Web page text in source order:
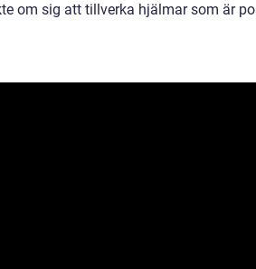
om sig att tillverka hjälmar som är